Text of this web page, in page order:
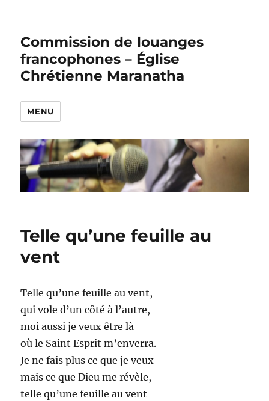
Commission de louanges
francophones – Église
Chrétienne Maranatha
MENU
Telle qu’une feuille au
vent
Telle qu’une feuille au vent,
qui vole d’un côté à l’autre,
moi aussi je veux être là
où le Saint Esprit m’enverra.
Je ne fais plus ce que je veux
mais ce que Dieu me révèle,
telle qu’une feuille au vent